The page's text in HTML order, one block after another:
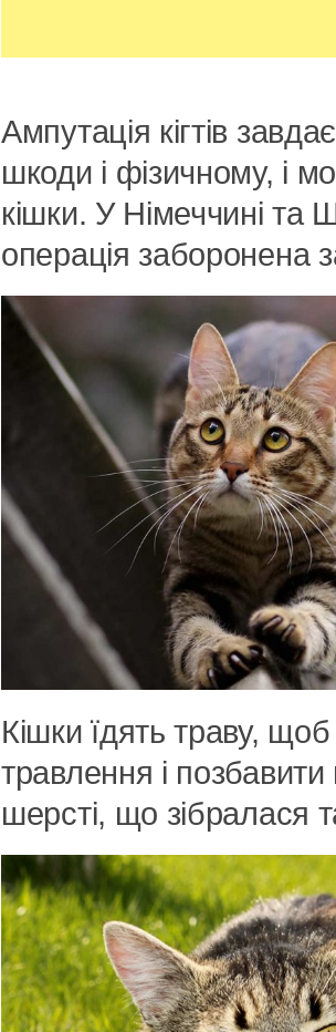
Ампутація кігтів
шкоди і фізичному, і
кішки. У Німеччині та
операція заборонена
Кішки їдять траву,
травлення і
шерсті, що зібралася